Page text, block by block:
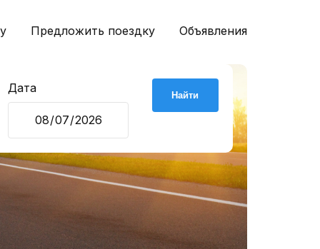
Предложить поездку Объявления
Дата